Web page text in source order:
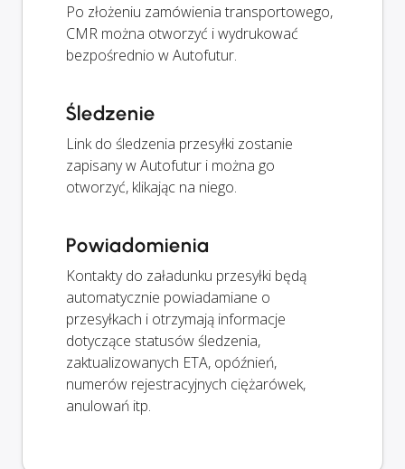
Po złożeniu zamówienia transportowego,
CMR można otworzyć i wydrukować
bezpośrednio w Autofutur.
Śledzenie
Link do śledzenia przesyłki zostanie
zapisany w Autofutur i można go
otworzyć, klikając na niego.
Powiadomienia
Kontakty do załadunku przesyłki będą
automatycznie powiadamiane o
przesyłkach i otrzymają informacje
dotyczące statusów śledzenia,
zaktualizowanych ETA, opóźnień,
numerów rejestracyjnych ciężarówek,
anulowań itp.